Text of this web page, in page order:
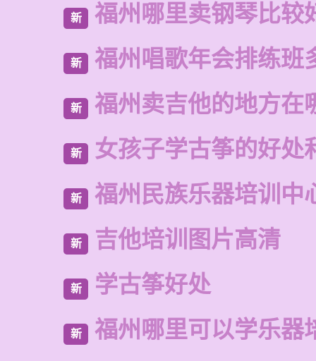
新 福州哪里卖钢琴比较
新 福州唱歌年会排练班
新 福州卖吉他的地方在
新 女孩子学古筝的好处
新 福州民族乐器培训中
新 吉他培训图片高清
新 学古筝好处
新 福州哪里可以学乐器